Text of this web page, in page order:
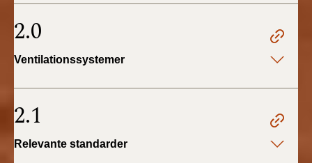
2.0
Ventilationssystemer
2.1
Relevante standarder